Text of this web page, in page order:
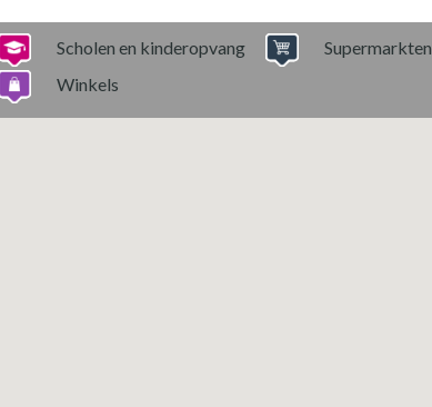
Scholen en kinderopvang Supermarkten
Winkels